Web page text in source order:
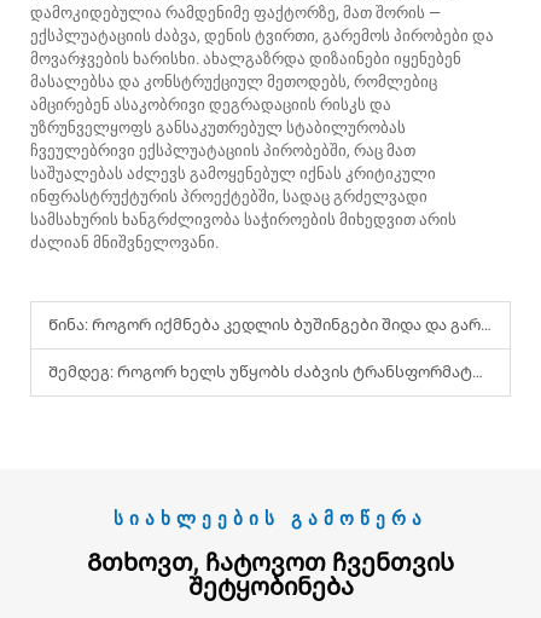
დამოკიდებულია რამდენიმე ფაქტორზე, მათ შორის —
ექსპლუატაციის ძაბვა, დენის ტვირთი, გარემოს პირობები და
მოვარჯვების ხარისხი. ახალგაზრდა დიზაინები იყენებენ
მასალებსა და კონსტრუქციულ მეთოდებს, რომლებიც
ამცირებენ ასაკობრივი დეგრადაციის რისკს და
უზრუნველყოფს განსაკუთრებულ სტაბილურობას
ჩვეულებრივი ექსპლუატაციის პირობებში, რაც მათ
საშუალებას აძლევს გამოყენებულ იქნას კრიტიკული
ინფრასტრუქტურის პროექტებში, სადაც გრძელვადი
სამსახურის ხანგრძლივობა საჭიროების მიხედვით არის
ძალიან მნიშვნელოვანი.
Წინა: Როგორ იქმნება კედლის ბუშინგები შიდა და გარე გამოყენებისთვის?
Შემდეგ: Როგორ ხელს უწყობს ძაბვის ტრანსფორმატორები ჭკვიანი ბაზრის აპლიკაციებს?
ᲡᲘᲐᲮᲚᲔᲔᲑᲘᲡ ᲒᲐᲛᲝᲬᲔᲠᲐ
Გთხოვთ, Ჩატოვოთ Ჩვენთვის
Შეტყობინება